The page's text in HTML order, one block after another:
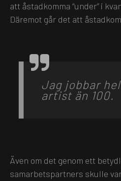
att åstadkomma “under” i
Däremot går det att
Jag jobbar
artist än 100.
Även om det genom ett
samarbetspartners skulle